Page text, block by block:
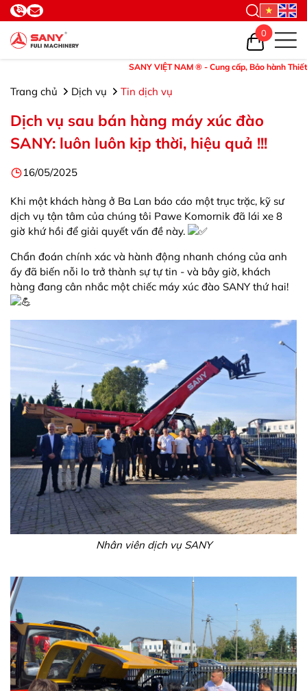
SANY VIỆT NAM ® - Cung cấp, Bảo hành Thiết bị
0
Trang chủ Dịch vụ Tin dịch vụ
Dịch vụ sau bán hàng máy xúc đào
SANY: luôn luôn kịp thời, hiệu quả !!!
16/05/2025
Khi một khách hàng ở Ba Lan báo cáo một trục trặc, kỹ sư
dịch vụ tận tâm của chúng tôi Pawe Komornik đã lái xe 8
giờ khứ hồi để giải quyết vấn đề này.
Chẩn đoán chính xác và hành động nhanh chóng của anh
ấy đã biến nỗi lo trở thành sự tự tin - và bây giờ, khách
hàng đang cân nhắc một chiếc máy xúc đào SANY thứ hai!
Nhân viên dịch vụ SANY